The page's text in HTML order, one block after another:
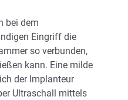
bei dem
Eingriff die
so verbunden,
kann. Eine milde
der Implanteur
Ultraschall mittels